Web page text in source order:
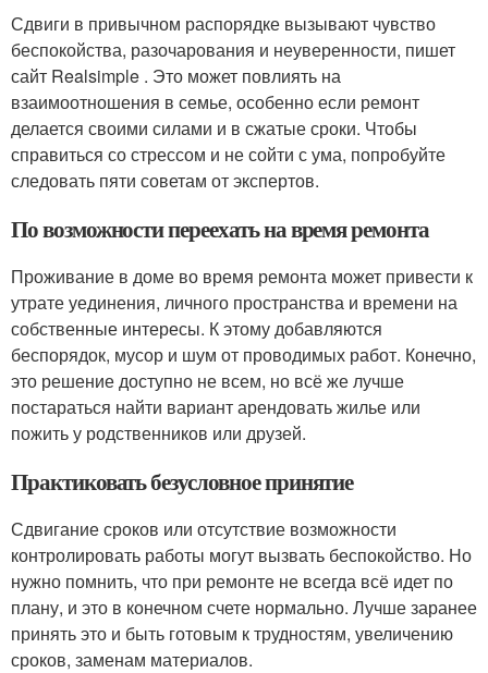
Сдвиги в привычном распорядке вызывают чувство
беспокойства, разочарования и неуверенности, пишет
сайт Realsimple . Это может повлиять на
взаимоотношения в семье, особенно если ремонт
делается своими силами и в сжатые сроки. Чтобы
справиться со стрессом и не сойти с ума, попробуйте
следовать пяти советам от экспертов.
По возможности переехать на время ремонта
Проживание в доме во время ремонта может привести к
утрате уединения, личного пространства и времени на
собственные интересы. К этому добавляются
беспорядок, мусор и шум от проводимых работ. Конечно,
это решение доступно не всем, но всё же лучше
постараться найти вариант арендовать жилье или
пожить у родственников или друзей.
Практиковать безусловное принятие
Сдвигание сроков или отсутствие возможности
контролировать работы могут вызвать беспокойство. Но
нужно помнить, что при ремонте не всегда всё идет по
плану, и это в конечном счете нормально. Лучше заранее
принять это и быть готовым к трудностям, увеличению
сроков, заменам материалов.